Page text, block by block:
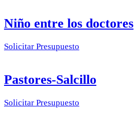
Niño entre los doctores
Solicitar Presupuesto
Pastores-Salcillo
Solicitar Presupuesto